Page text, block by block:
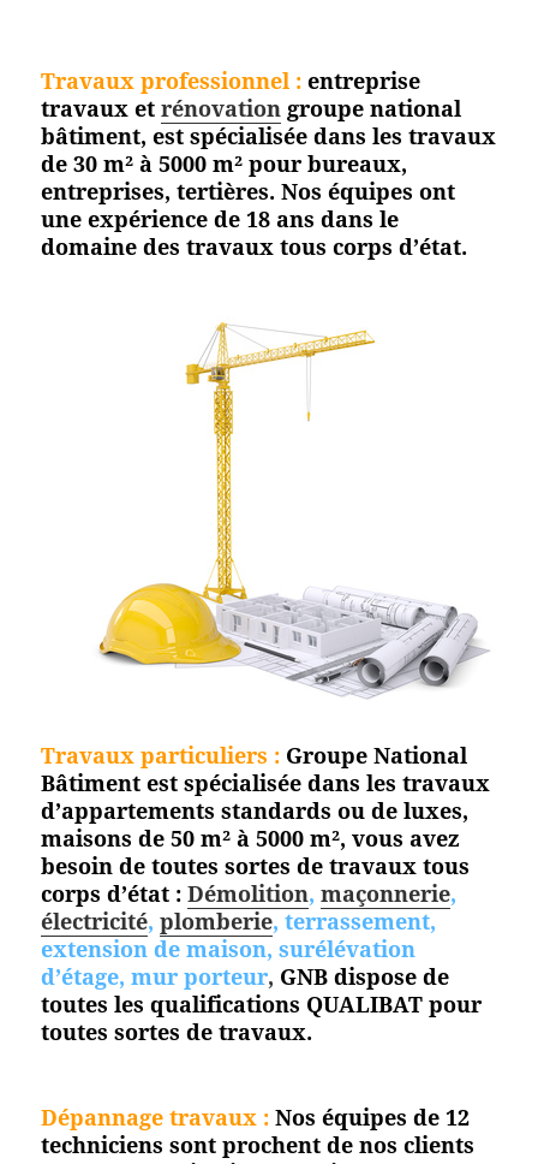
Travaux professionnel : entreprise
travaux etrénovation groupe national
bâtiment, est spécialisée dans les travaux
de 30 m² à 5000 m² pour bureaux,
entreprises, tertières. Nos équipes ont
une expérience de 18 ans dans le
domaine des travaux tous corps d’état.
Travaux particuliers : Groupe National
Bâtiment est spécialisée dans les travaux
d’appartements standards ou de luxes,
maisons de 50 m² à 5000 m², vous avez
besoin de toutes sortes de travaux tous
corps d’état : Démolition,maçonnerie,
électricité,plomberie, terrassement,
extension de maison, surélévation
d’étage, mur porteur, GNB dispose de
toutes les qualifications QUALIBAT pour
toutes sortes de travaux.
Dépannage travaux : Nos équipes de 12
techniciens sont prochent de nos clients